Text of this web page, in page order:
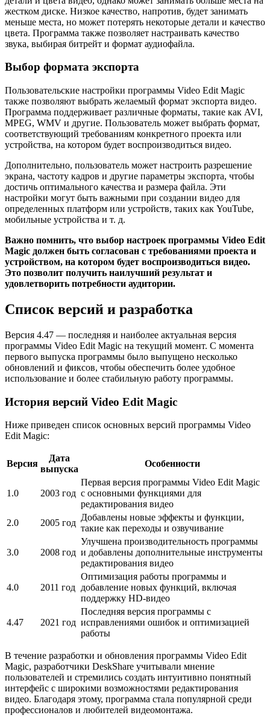
жестком диске. Низкое качество, напротив, будет занимать
меньше места, но может потерять некоторые детали и качество
цвета. Программа также позволяет настраивать качество
звука, выбирая битрейт и формат аудиофайла.
Выбор формата экспорта
Пользовательские настройки программы Video Edit Magic
также позволяют выбрать желаемый формат экспорта видео.
Программа поддерживает различные форматы, такие как AVI,
MPEG, WMV и другие. Пользователь может выбрать формат,
соответствующий требованиям конкретного проекта или
устройства, на котором будет воспроизводиться видео.
Дополнительно, пользователь может настроить разрешение
экрана, частоту кадров и другие параметры экспорта, чтобы
достичь оптимального качества и размера файла. Эти
настройки могут быть важными при создании видео для
определенных платформ или устройств, таких как YouTube,
мобильные устройства и т. д.
Важно помнить, что выбор настроек программы Video Edit
Magic должен быть согласован с требованиями проекта и
устройством, на котором будет воспроизводиться видео.
Это позволит получить наилучший результат и
удовлетворить потребности аудитории.
Список версий и разработка
Версия 4.47 — последняя и наиболее актуальная версия
программы Video Edit Magic на текущий момент. С момента
первого выпуска программы было выпущено несколько
обновлений и фиксов, чтобы обеспечить более удобное
использование и более стабильную работу программы.
История версий Video Edit Magic
Ниже приведен список основных версий программы Video
Edit Magic:
Версия
Дата
выпуска
Особенности
1.0 2003 год
Первая версия программы Video Edit Magic
с основными функциями для
редактирования видео
2.0
2005 год
Добавлены новые эффекты и функции,
такие как переходы и озвучивание
3.0 2008 год
Улучшена производительность программы
и добавлены дополнительные инструменты
редактирования видео
4.0 2011 год
Оптимизация работы программы и
добавление новых функций, включая
поддержку HD-видео
4.47 2021 год
Последняя версия программы с
исправлениями ошибок и оптимизацией
работы
В течение разработки и обновления программы Video Edit
Magic, разработчики DeskShare учитывали мнение
пользователей и стремились создать интуитивно понятный
интерфейс с широкими возможностями редактирования
видео. Благодаря этому, программа стала популярной среди
профессионалов и любителей видеомонтажа.